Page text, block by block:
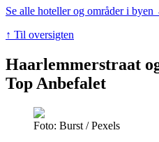
Se alle hoteller og områder i byen
↑ Til oversigten
Haarlemmerstraat
Top Anbefalet
Foto: Burst / Pexels